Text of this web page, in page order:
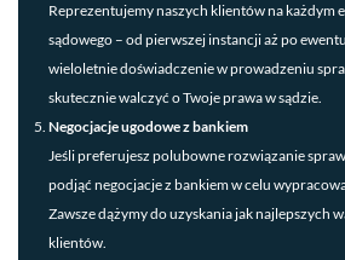
Reprezentujemy naszych klientów na każdym
sądowego – od pierwszej instancji aż po
wieloletnie doświadczenie w prowadzeniu
skutecznie walczyć o Twoje prawa w sądzie.
Negocjacje ugodowe z bankiem
Jeśli preferujesz polubowne rozwiązanie
podjąć negocjacje z bankiem w celu
Zawsze dążymy do uzyskania jak najlepszych
klientów.